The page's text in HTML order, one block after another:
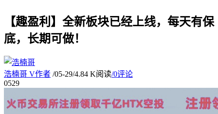
【趣盈利】全新板块已经上线，每天有保
底，长期可做！
浩楠哥 V作者 /05-29/4.84 K阅读/0评论
0529